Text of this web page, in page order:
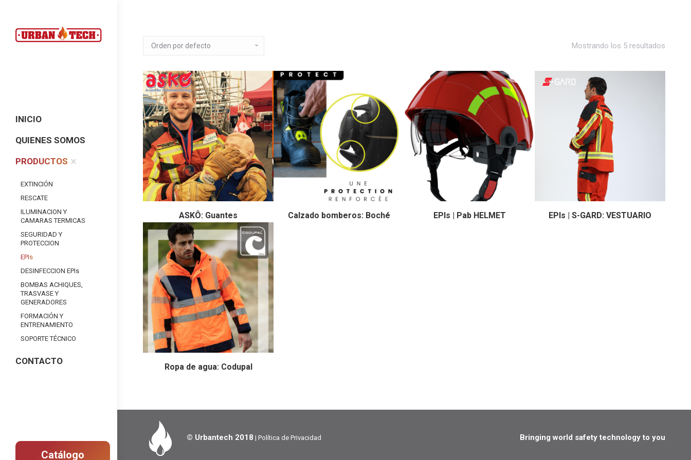
INICIO
QUIENES SOMOS
PRODUCTOS
EXTINCIÓN
RESCATE
ILUMINACION Y
CAMARAS TERMICAS
SEGURIDAD Y
PROTECCION
EPIs
DESINFECCION EPIs
BOMBAS ACHIQUES,
TRASVASE Y
GENERADORES
FORMACIÓN Y
ENTRENAMIENTO
SOPORTE TÉCNICO
CONTACTO
Catálogo
Mostrando los 5 resultados
ASKÔ: Guantes Calzado bomberos: Boché EPIs | Pab HELMET EPIs | S-GARD: VESTUARIO
Ropa de agua: Codupal
© Urbantech 2018 |Política de Privacidad Bringing world safety technology to you